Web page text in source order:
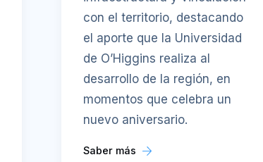
con el territorio, destacando
el aporte que la Universidad
de O’Higgins realiza al
desarrollo de la región, en
momentos que celebra un
nuevo aniversario.
Saber más